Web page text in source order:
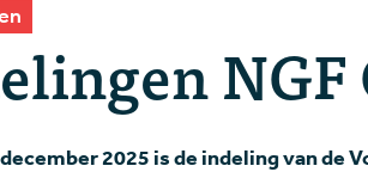
2025 is de indeling van de